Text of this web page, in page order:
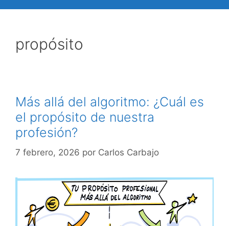
propósito
Más allá del algoritmo: ¿Cuál es
el propósito de nuestra
profesión?
7 febrero, 2026 por Carlos Carbajo